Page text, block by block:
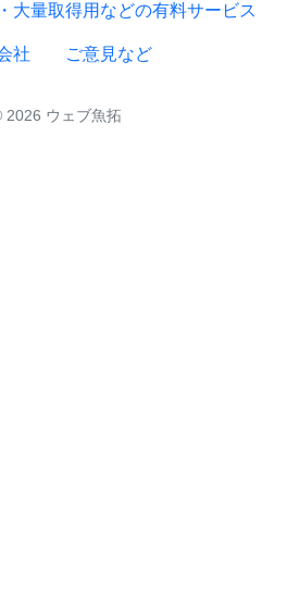
大量取得用などの有料サービス
社 ご意見など
2026 ウェブ魚拓